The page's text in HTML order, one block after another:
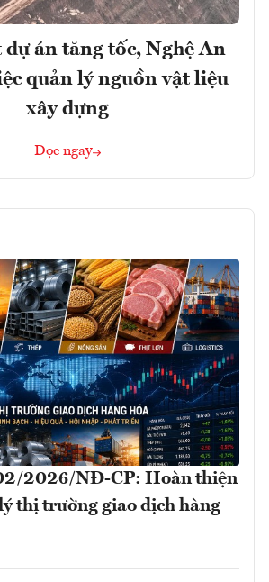
án tăng tốc, Nghệ An
quản lý nguồn vật liệu
xây dựng
Đọc ngay
2026/NĐ-CP: Hoàn thiện
thị trường giao dịch hàng